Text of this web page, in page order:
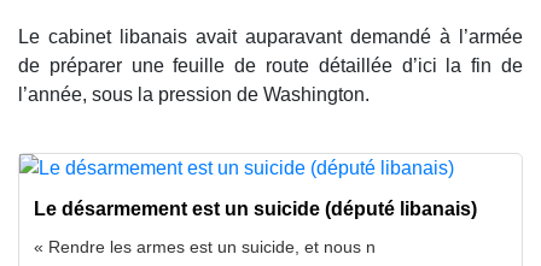
Le cabinet libanais avait auparavant demandé à l’armée
de préparer une feuille de route détaillée d’ici la fin de
l’année, sous la pression de Washington.
Le désarmement est un suicide (député libanais)
« Rendre les armes est un suicide, et nous n